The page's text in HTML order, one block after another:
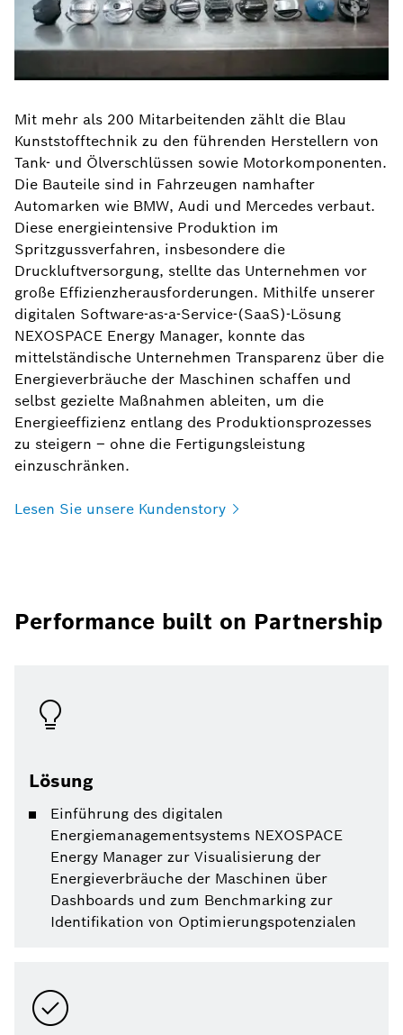
Mit mehr als 200 Mitarbeitenden zählt die Blau
Kunststofftechnik zu den führenden Herstellern von
Tank- und Ölverschlüssen sowie Motorkomponenten.
Die Bauteile sind in Fahrzeugen namhafter
Automarken wie BMW, Audi und Mercedes verbaut.
Diese energieintensive Produktion im
Spritzgussverfahren, insbesondere die
Druckluftversorgung, stellte das Unternehmen vor
große Effizienzherausforderungen. Mithilfe unserer
digitalen Software-as-a-Service-(SaaS)-Lösung
NEXOSPACE Energy Manager, konnte das
mittelständische Unternehmen Transparenz über die
Energieverbräuche der Maschinen schaffen und
selbst gezielte Maßnahmen ableiten, um die
Energieeffizienz entlang des Produktionsprozesses
zu steigern – ohne die Fertigungsleistung
einzuschränken.
Lesen Sie unsere Kundenstory
Performance built on Partnership
Lösung
Einführung des digitalen
Energiemanagementsystems NEXOSPACE
Energy Manager zur Visualisierung der
Energieverbräuche der Maschinen über
Dashboards und zum Benchmarking zur
Identifikation von Optimierungspotenzialen